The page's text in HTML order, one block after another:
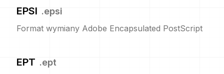
EPSI .epsi
Format wymiany Adobe Encapsulated PostScript
EPT .ept